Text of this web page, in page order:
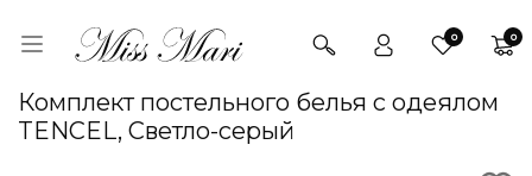
0 0
Комплект постельного белья с одеялом
TENCEL, Светло-серый